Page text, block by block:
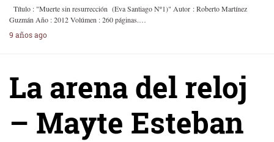
Título : "Muerte sin resurrección (Eva Santiago Nº1)" Autor : Roberto Martínez
Guzmán Año : 2012 Volúmen : 260 páginas.…
9 años ago
La arena del reloj
– Mayte Esteban